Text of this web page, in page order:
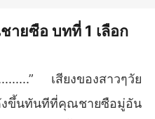
อ บทที่ 1 เลือก
เสียงของสาวๆวัย
นทันทีที่คุณชายซือมู่อัน